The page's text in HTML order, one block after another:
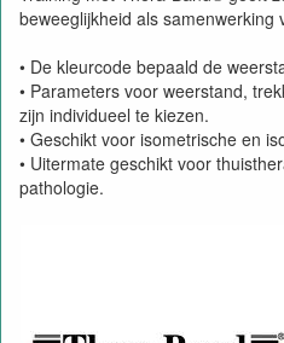
beweeglijkheid als samenwerking
• De kleurcode bepaald de
• Parameters voor weerstand,
zijn individueel te kiezen.
• Geschikt voor isometrische en
• Uitermate geschikt voor
pathologie.